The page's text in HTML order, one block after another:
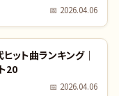
📅 2026.04.06
ット曲ランキング｜
20
📅 2026.04.06